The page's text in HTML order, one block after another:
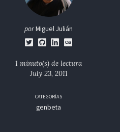
porMiguel Julián
1 minuto(s) de lectura
July 23, 2011
CATEGORÍAS
genbeta